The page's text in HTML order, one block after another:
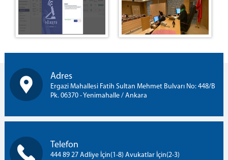
Adres
Ergazi Mahallesi Fatih Sultan Mehmet Bulvarı No: 448/B
Pk. 06370 - Yenimahalle / Ankara
Telefon
444 89 27 Adliye İçin(1-8) Avukatlar İçin(2-3)